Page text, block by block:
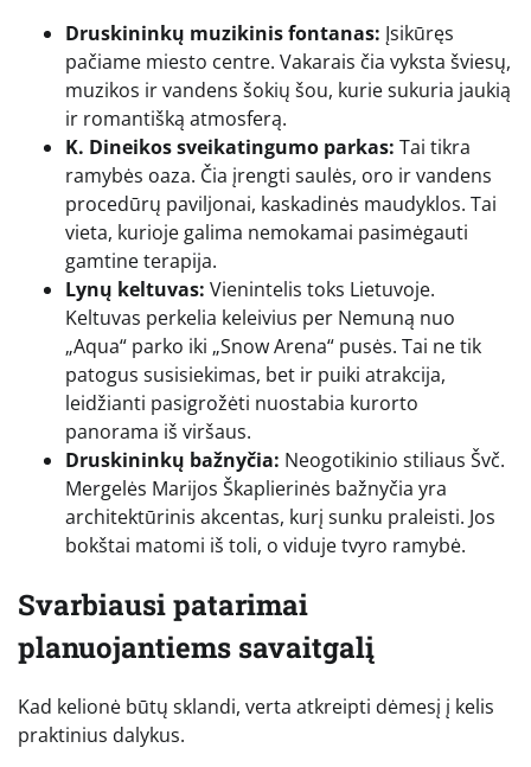
Druskininkų muzikinis fontanas: Įsikūręs
pačiame miesto centre. Vakarais čia vyksta šviesų,
muzikos ir vandens šokių šou, kurie sukuria jaukią
ir romantišką atmosferą.
K. Dineikos sveikatingumo parkas: Tai tikra
ramybės oaza. Čia įrengti saulės, oro ir vandens
procedūrų paviljonai, kaskadinės maudyklos. Tai
vieta, kurioje galima nemokamai pasimėgauti
gamtine terapija.
Lynų keltuvas: Vienintelis toks Lietuvoje.
Keltuvas perkelia keleivius per Nemuną nuo
„Aqua“ parko iki „Snow Arena“ pusės. Tai ne tik
patogus susisiekimas, bet ir puiki atrakcija,
leidžianti pasigrožėti nuostabia kurorto
panorama iš viršaus.
Druskininkų bažnyčia: Neogotikinio stiliaus Švč.
Mergelės Marijos Škaplierinės bažnyčia yra
architektūrinis akcentas, kurį sunku praleisti. Jos
bokštai matomi iš toli, o viduje tvyro ramybė.
Svarbiausi patarimai
planuojantiems savaitgalį
Kad kelionė būtų sklandi, verta atkreipti dėmesį į kelis
praktinius dalykus.